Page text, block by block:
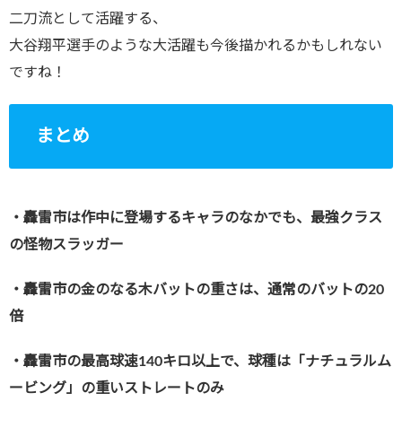
二刀流として活躍する、
大谷翔平選手のような大活躍も今後描かれるかもしれない
ですね！
まとめ
・轟雷市は作中に登場するキャラのなかでも、最強クラス
の怪物スラッガー
・轟雷市の金のなる木バットの重さは、通常のバットの20
倍
・轟雷市の最高球速140キロ以上で、球種は「ナチュラルム
ービング」の重いストレートのみ